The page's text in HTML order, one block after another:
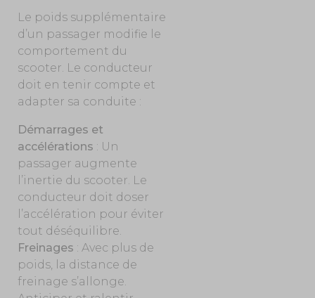
Le poids supplémentaire
d’un passager modifie le
comportement du
scooter. Le conducteur
doit en tenir compte et
adapter sa conduite :
Démarrages et
accélérations : Un
passager augmente
l’inertie du scooter. Le
conducteur doit doser
l’accélération pour éviter
tout déséquilibre.
Freinages : Avec plus de
poids, la distance de
freinage s’allonge.